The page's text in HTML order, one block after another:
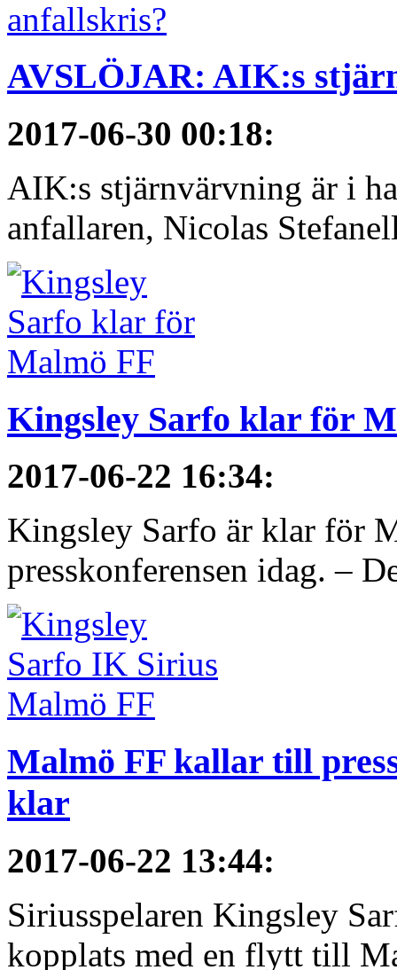
AVSLÖJAR: AIK:s
2017-06-30 00:18:
AIK:s stjärnvärvning är i
anfallaren, Nicolas
Kingsley Sarfo klar för
2017-06-22 16:34:
Kingsley Sarfo är klar för
presskonferensen idag. –
Malmö FF kallar till
klar
2017-06-22 13:44:
Siriusspelaren Kingsley
kopplats med en flytt till